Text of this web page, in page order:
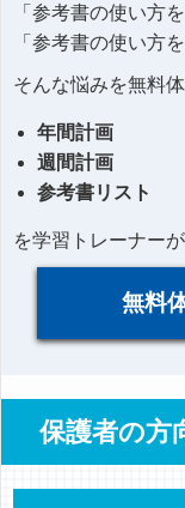
「参考書の使い方
「参考書の使い方
そんな悩みを無料
年間計画
週間計画
参考書リスト
を学習トレーナー
無料
保護者の方